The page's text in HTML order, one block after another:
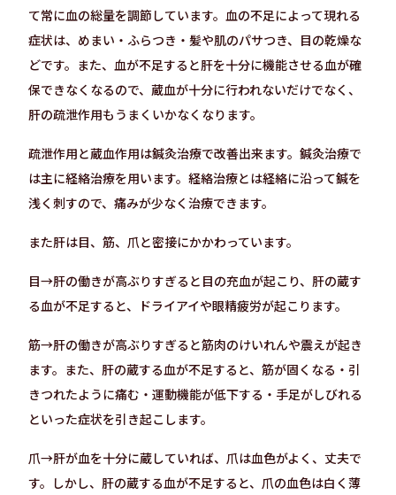
て常に血の総量を調節しています。血の不足によって現れる
症状は、めまい・ふらつき・髪や肌のパサつき、目の乾燥な
どです。また、血が不足すると肝を十分に機能させる血が確
保できなくなるので、蔵血が十分に行われないだけでなく、
肝の疏泄作用もうまくいかなくなります。
疏泄作用と蔵血作用は鍼灸治療で改善出来ます。鍼灸治療で
は主に経絡治療を用います。経絡治療とは経絡に沿って鍼を
浅く刺すので、痛みが少なく治療できます。
また肝は目、筋、爪と密接にかかわっています。
目→肝の働きが高ぶりすぎると目の充血が起こり、肝の蔵す
る血が不足すると、ドライアイや眼精疲労が起こります。
筋→肝の働きが高ぶりすぎると筋肉のけいれんや震えが起き
ます。また、肝の蔵する血が不足すると、筋が固くなる・引
きつれたように痛む・運動機能が低下する・手足がしびれる
といった症状を引き起こします。
爪→肝が血を十分に蔵していれば、爪は血色がよく、丈夫で
す。しかし、肝の蔵する血が不足すると、爪の血色は白く薄